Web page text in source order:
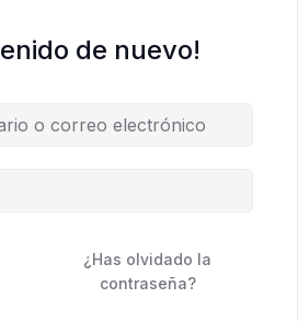
de nuevo!
¿Has olvidado la
contraseña?